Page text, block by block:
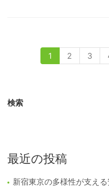
1 2 3
検索
最近の投稿
新宿東京の多様性が支え